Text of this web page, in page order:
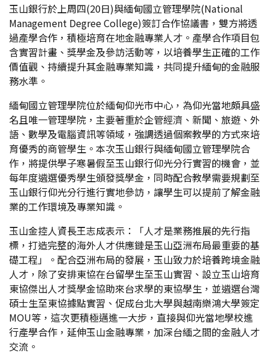
玉山銀行於上周四(20日)與緬甸國立管理學院(National
Management Degree College)簽訂合作協議書，雙方將透
過產學合作，積極培育在地金融專業人才。產學合作項目包
含實習計畫、獎學金及參訪活動等，以培養學生正確的工作
價值觀、持續提升其金融專業知識，共同提升緬甸的金融服
務水準。
緬甸國立管理學院位於緬甸仰光市中心，為仰光當地頗具盛
名且唯一管理學院，主要著重於企管經濟、新聞、旅遊、外
語、數學及電腦資訊等領域，強調透過個案教學的方式來培
育優秀的商管學生。本次玉山銀行與緬甸國立管理學院合
作，將提供學子寒暑假至玉山銀行仰光分行實習的機會，並
每年度遴選優秀學生頒發獎學金，同時配合教學需要規劃至
玉山銀行仰光分行進行實地參訪，讓學生可以提前了解金融
業的工作環境及專業知識。
玉山金控人資長王志成表示：「人才是業務推展的先行指
標，打造完整的海外人才供應鏈是玉山亞洲布局最重要的基
礎工程」。配合亞洲布局的發展，玉山致力於培養跨境金融
人才，除了安排東協在台留學生至玉山實習、設立玉山培育
東協傑出人才獎學金協助來台求學的東協學生，並遴選台灣
碩士生至東協據點實習、促成台北大學與越南樂鴻大學簽定
MOU等，這次更積極邁進一大步，直接與仰光當地學校進
行產學合作，延伸玉山金融專業，加深台緬之間的金融人才
交流。